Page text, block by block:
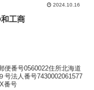
2024.10.16
工商
便番号0560022住所北海道
号法人番号7430002061577
番号